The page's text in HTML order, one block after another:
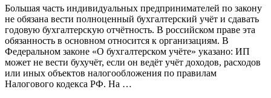
Большая часть индивидуальных предпринимателей по закону
не обязана вести полноценный бухгалтерский учёт и сдавать
годовую бухгалтерскую отчётность. В российском праве эта
обязанность в основном относится к организациям. В
Федеральном законе «О бухгалтерском учёте» указано: ИП
может не вести бухучёт, если он ведёт учёт доходов, расходов
или иных объектов налогообложения по правилам
Налогового кодекса РФ. На …